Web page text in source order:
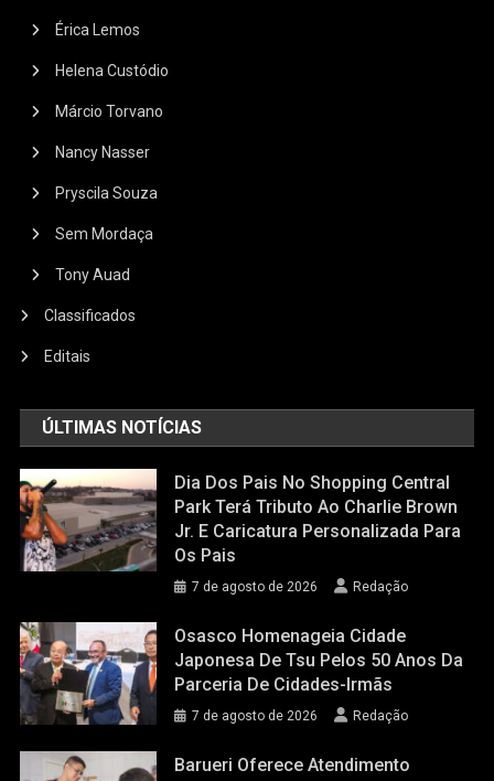
Érica Lemos
Helena Custódio
Márcio Torvano
Nancy Nasser
Pryscila Souza
Sem Mordaça
Tony Auad
Classificados
Editais
ÚLTIMAS NOTÍCIAS
Dia Dos Pais No Shopping Central
Park Terá Tributo Ao Charlie Brown
Jr. E Caricatura Personalizada Para
Os Pais
7 de agosto de 2026 Redação
Osasco Homenageia Cidade
Japonesa De Tsu Pelos 50 Anos Da
Parceria De Cidades-Irmãs
7 de agosto de 2026 Redação
Barueri Oferece Atendimento